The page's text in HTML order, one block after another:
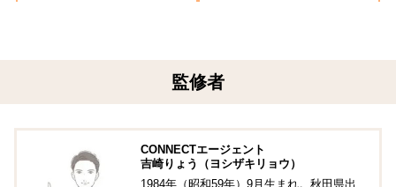
監修者
CONNECTエージェント
吉崎りょう（ヨシザキリョウ）
1984年（昭和59年）9月生まれ。秋田県出